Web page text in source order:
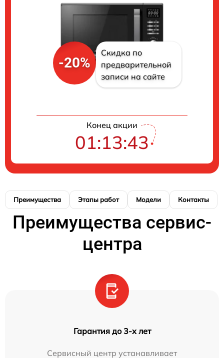
-20%
Скидка по
предварительной
записи на сайте
Конец акции
01:13:42
Преимущества Этапы работ Модели Контакты
Преимущества сервис-
центра
Гарантия до 3-х лет
Сервисный центр устанавливает